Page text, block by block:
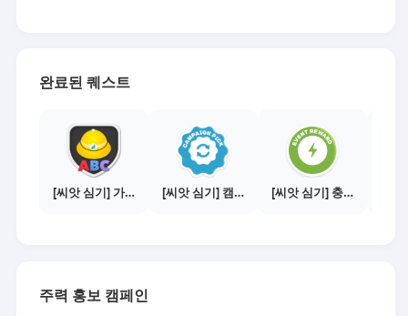
완료된 퀘스트
[씨앗 심기] 가이드보기 - 매체별 활동 가이드 [씨앗 심기] 캠페인 전환하기 [씨앗 심기] 충전소에서 이벤트 1건 이상 참여하기
주력 홍보 캠페인